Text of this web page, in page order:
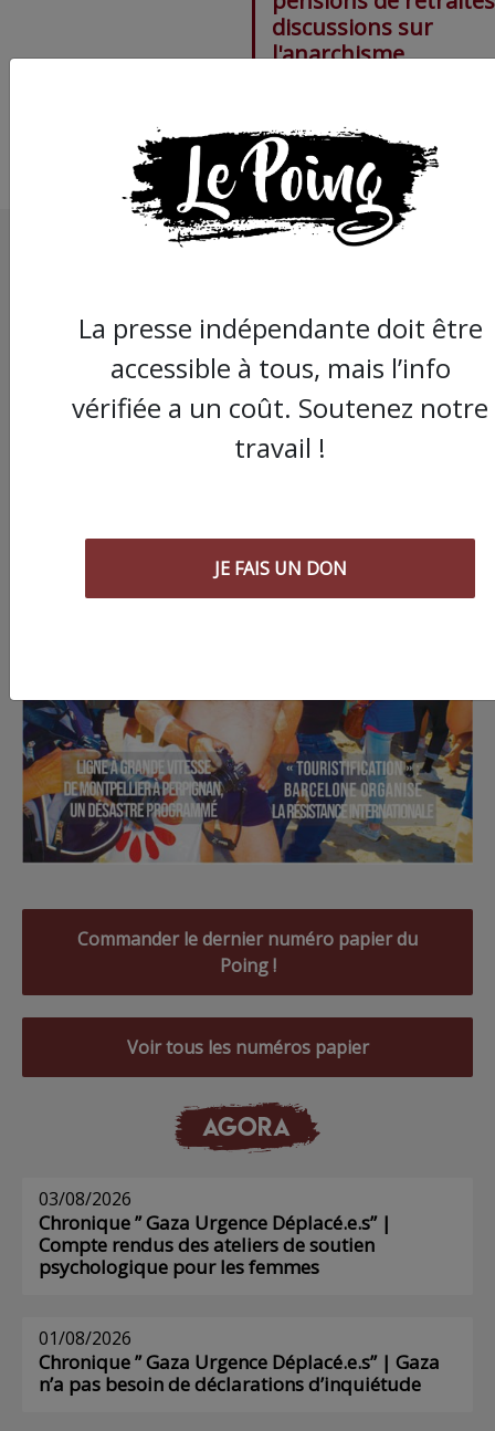
discussions sur
l'anarchisme
Commander le dernier numéro papier du
Poing !
Voir tous les numéros papier
AGORA
03/08/2026
Chronique ” Gaza Urgence Déplacé.e.s” |
Compte rendus des ateliers de soutien
psychologique pour les femmes
01/08/2026
Chronique ” Gaza Urgence Déplacé.e.s” | Gaza
n’a pas besoin de déclarations d’inquiétude
La presse indépendante doit être
accessible à tous, mais l’info
vérifiée a un coût. Soutenez notre
travail !
JE FAIS UN DON